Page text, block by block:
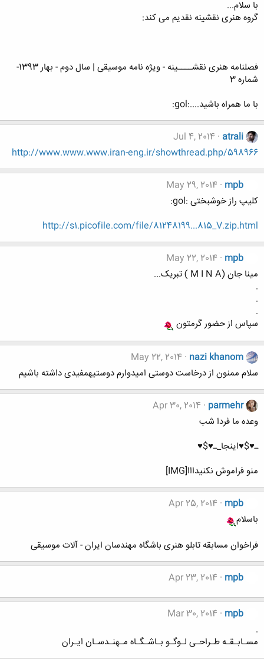
با سلام...
گروه هنری نقشینه نقدیم می کند:
فصلنامه هنری نقشــــینه - ویژه نامه موسیقی | سال دوم - بهار 1393-
شماره 3
با ما همراه باشید....:gol:
atrali
Jul 4, 2014
http://www.www.www.iran-eng.ir/showthread.php/598966
mpb
May 29, 2014
کلیپ راز خوشبختی :gol:
http://s1.picofile.com/file/81248199...815_V.zip.html
mpb
May 22, 2014
مینا جان (M I N A ) تبریک...
.
.
.
سپاس از حضور گرمتون
nazi khanom
May 22, 2014
سلام ممنون از درخاست دوستی امیدوارم دوستیهمفیدی داشته باشیم
parmehr
Apr 30, 2014
وعده ما فردا شب
ـ♥$♥اینجا_ـ♥$♥
منو فراموش نکنیدااا[IMG]
mpb
Apr 25, 2014
باسلام
فراخوان مسابقه تابلو هنری باشگاه مهندسان ایران - آلات موسیقی
mpb
Apr 23, 2014
mpb
Mar 30, 2014
.
مسـابـقـه طـراحـی لـوگـو بـاشـگـاه مـهنـدسـان ایـران